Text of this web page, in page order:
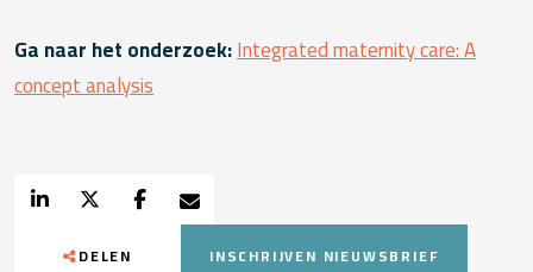
Ga naar het onderzoek:Integrated maternity care: A
concept analysis
DELEN INSCHRIJVEN NIEUWSBRIEF